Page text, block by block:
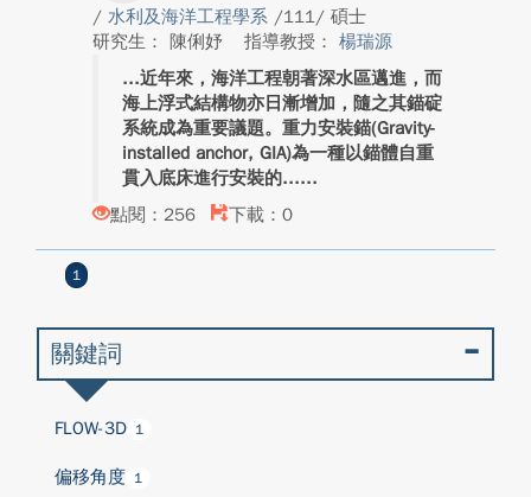
/ 水利及海洋工程學系 /111/ 碩士
研究生： 陳俐妤
指導教授： 楊瑞源
近年來，海洋工程朝著深水區邁進，而
海上浮式結構物亦日漸增加，隨之其錨碇
系統成為重要議題。重力安裝錨(Gravity-
installed anchor, GIA)為一種以錨體自重
貫入底床進行安裝的...
點閱：256
下載：0
1
關鍵詞
FLOW-3D 1
偏移角度 1